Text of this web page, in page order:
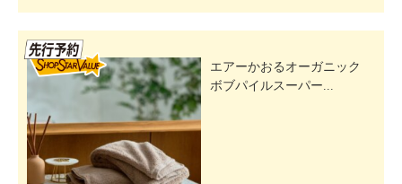
エアーかおるオーガニック
ボブパイルスーパー...